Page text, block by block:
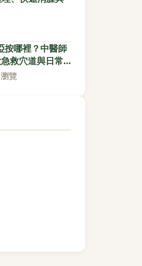
按哪裡？中醫師
救穴道與日常
覽